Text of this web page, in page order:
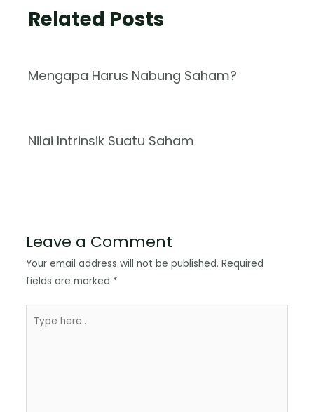
Related Posts
Mengapa Harus Nabung Saham?
Nilai Intrinsik Suatu Saham
Leave a Comment
Your email address will not be published. Required
fields are marked *